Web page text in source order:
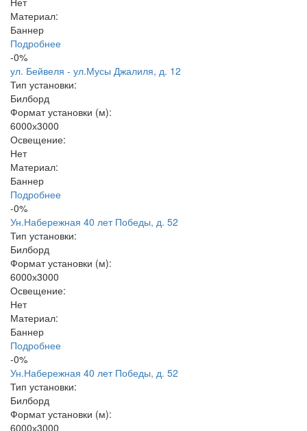
Материал:
Баннер
Подробнее
-0%
ул. Бейвеля - ул.Мусы Джалиля, д. 12
Тип установки:
Билборд
Формат установки (м):
6000х3000
Освещение:
Нет
Материал:
Баннер
Подробнее
-0%
Ун.Набережная 40 лет Победы, д. 52
Тип установки:
Билборд
Формат установки (м):
6000х3000
Освещение:
Нет
Материал:
Баннер
Подробнее
-0%
Ун.Набережная 40 лет Победы, д. 52
Тип установки:
Билборд
Формат установки (м):
6000х3000